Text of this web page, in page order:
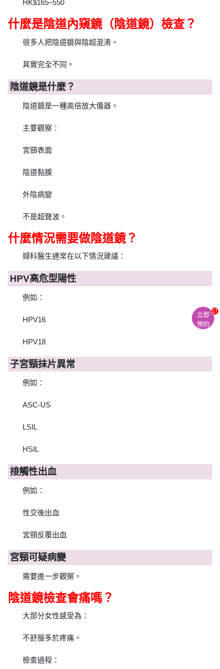
HK$165–550
什麼是陰道內窺鏡（陰道鏡）檢查？
很多人把陰道鏡與陰超混淆。
其實完全不同。
陰道鏡是什麼？
陰道鏡是一種高倍放大儀器。
主要觀察：
宮頸表面
陰道黏膜
外陰病變
不是超聲波。
什麼情況需要做陰道鏡？
婦科醫生通常在以下情況建議：
HPV高危型陽性
例如：
HPV16
HPV18
子宮頸抹片異常
例如：
ASC-US
LSIL
HSIL
接觸性出血
例如：
性交後出血
宮頸反覆出血
宮頸可疑病變
需要進一步觀察。
陰道鏡檢查會痛嗎？
大部分女性感受為：
不舒服多於疼痛。
檢查過程：
立即
預約
17